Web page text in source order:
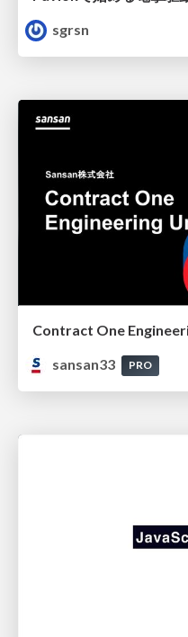
sgrsn
Contract One
sansan33
PRO